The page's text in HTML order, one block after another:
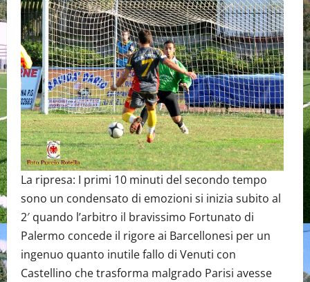
La ripresa: I primi 10 minuti del secondo tempo
sono un condensato di emozioni si inizia subito al
2′ quando l’arbitro il bravissimo Fortunato di
Palermo concede il rigore ai Barcellonesi per un
ingenuo quanto inutile fallo di Venuti con
Castellino che trasforma malgrado Parisi avesse